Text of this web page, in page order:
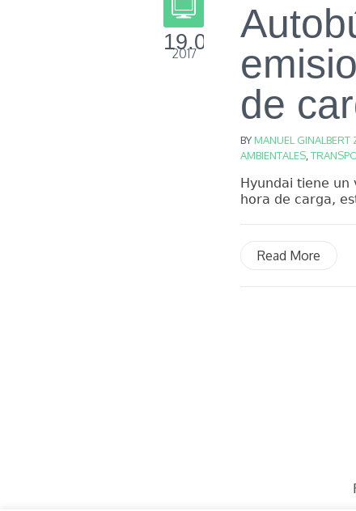
19.06
2017
de
BYMANUEL GINALBERT
AMBIENTALES
Hyundai tiene un
hora de carga,
Read More